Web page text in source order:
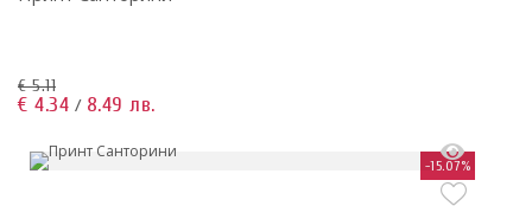
€ 5.11
€ 4.34 / 8.49 лв.
-15.07%